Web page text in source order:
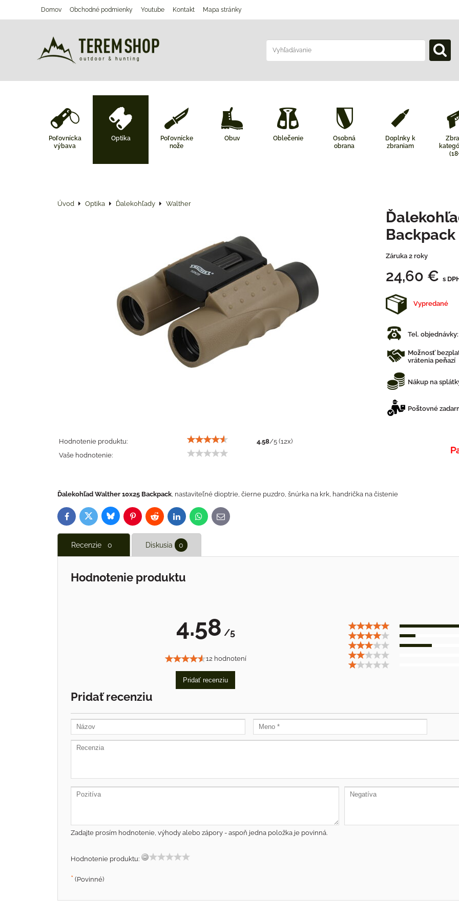
Domov Obchodné podmienky Youtube Kontakt Mapa stránky
Poľovnícka
výbava
Optika
Poľovnícke
nože
Obuv Oblečenie
Osobná
obrana
Doplnky k
zbraniam
Úvod Optika Ďalekohľady Walther
Hodnotenie produktu: 4.58/5 (12x)
Vaše hodnotenie:
Backpack
Záruka 2 roky
24,60 € s
Vypredané
Tel. objednávky:
Možnosť
vrátenia peňazí
Nákup na
Poštovné
Ďalekohľad Walther 10x25 Backpack, nastaviteľné dioptrie, čierne puzdro, šnúrka na krk, handrička na čistenie
FacebookTwitterBlueskyPinterestReddit LinkedInWhatsApp
E-
mail
Recenzie 0 Diskusia 0
Hodnotenie produktu
4.58 /5
12 hodnotení
Pridať recenziu
Pridať recenziu
Zadajte prosím hodnotenie, výhody alebo zápory - aspoň jedna položka je povinná.
Hodnotenie produktu:
* (Povinné)